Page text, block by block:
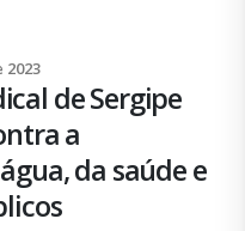
2023
de Sergipe
a
da saúde e